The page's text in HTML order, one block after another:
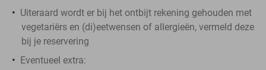
Uiteraard wordt er bij het ontbijt rekening gehouden met
vegetariërs en (di)eetwensen of allergieën, vermeld deze
bij je reservering
Eventueel extra: